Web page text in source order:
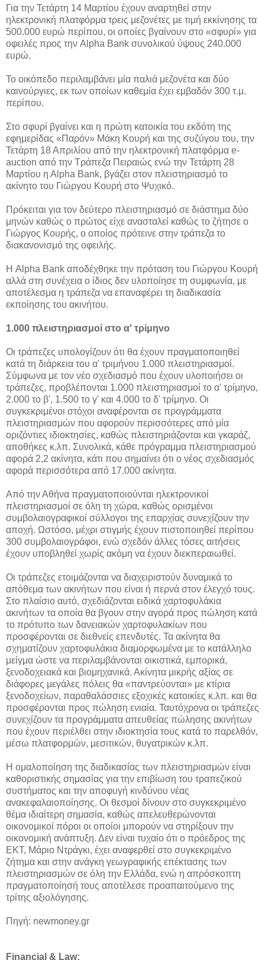
Για την Τετάρτη 14 Μαρτίου έχουν αναρτηθεί στην
ηλεκτρονική πλατφόρμα τρεις μεζονέτες με τιμή εκκίνησης τα
500.000 ευρώ περίπου, οι οποίες βγαίνουν στο «σφυρί» για
οφειλές προς την Alpha Bank συνολικού ύψους 240.000
ευρώ.
Το οικόπεδο περιλαμβάνει μία παλιά μεζονέτα και δύο
καινούργιες, εκ των οποίων καθεμία έχει εμβαδόν 300 τ.μ.
περίπου.
Στο σφυρί βγαίνει και η πρώτη κατοικία του εκδότη της
εφημερίδας «Παρόν» Μάκη Κουρή και της συζύγου του, την
Τετάρτη 18 Απριλίου από την ηλεκτρονική πλατφόρμα e-
auction από την Τράπεζα Πειραιώς ενώ την Τετάρτη 28
Μαρτίου η Αlpha Βank, βγάζει στον πλειστηριασμό το
ακίνητο του Γιώργου Κουρή στο Ψυχικό.
Πρόκειται για τον δεύτερο πλειστηριασμό σε διάστημα δύο
μηνών καθώς ο πρώτος είχε ανασταλεί καθώς το ζήτησε ο
Γιώργος Κουρής, ο οποίος πρότεινε στην τράπεζα το
διακανονισμό της οφειλής.
Η Alpha Bank αποδέχθηκε την πρόταση του Γιώργου Κουρή
αλλά στη συνέχεια ο ίδιος δεν υλοποίησε τη συμφωνία, με
αποτέλεσμα η τράπεζα να επαναφέρει τη διαδικασία
εκποίησης του ακινήτου.
1.000 πλειστηριασμοί στο α' τρίμηνο
Οι τράπεζες υπολογίζουν ότι θα έχουν πραγματοποιηθεί
κατά τη διάρκεια του α' τριμήνου 1.000 πλειστηριασμοί.
Σύμφωνα με τον νέο σχεδιασμό που έχουν υλοποιήσει οι
τράπεζες, προβλέπονται 1.000 πλειστηριασμοί το α' τρίμηνο,
2.000 το β', 1.500 το γ' και 4.000 το δ' τρίμηνο. Οι
συγκεκριμένοι στόχοι αναφέρονται σε προγράμματα
πλειστηριασμών που αφορούν περισσότερες από μία
οριζόντιες ιδιοκτησίες, καθώς πλειστηριάζονται και γκαράζ,
αποθήκες κ.λπ. Συνολικά, κάθε πρόγραμμα πλειστηριασμού
αφορά 2,2 ακίνητα, κάτι που σημαίνει ότι ο νέος σχεδιασμός
αφορά περισσότερα από 17.000 ακίνητα.
Από την Αθήνα πραγματοποιούνται ηλεκτρονικοί
πλειστηριασμοί σε όλη τη χώρα, καθώς ορισμένοι
συμβολαιογραφικοί σύλλογοι της επαρχίας συνεχίζουν την
αποχή. Ωστόσο, μέχρι στιγμής έχουν πιστοποιηθεί περίπου
300 συμβολαιογράφοι, ενώ σχεδόν άλλες τόσες αιτήσεις
έχουν υποβληθεί χωρίς ακόμη να έχουν διεκπεραιωθεί.
Οι τράπεζες ετοιμάζονται να διαχειριστούν δυναμικά το
απόθεμα των ακινήτων που είναι ή περνά στον έλεγχό τους.
Στο πλαίσιο αυτό, σχεδιάζονται ειδικά χαρτοφυλάκια
ακινήτων τα οποία θα βγουν στην αγορά προς πώληση κατά
το πρότυπο των δανειακών χαρτοφυλακίων που
προσφέρονται σε διεθνείς επενδυτές. Τα ακίνητα θα
σχηματίζουν χαρτοφυλάκια διαμορφωμένα με το κατάλληλο
μείγμα ώστε να περιλαμβάνονται οικιστικά, εμπορικά,
ξενοδοχειακά και βιομηχανικά. Ακίνητα μικρής αξίας σε
διάφορες μεγάλες πόλεις θα «παντρεύονται» με κτίρια
ξενοδοχείων, παραθαλάσσιες εξοχικές κατοικίες κ.λπ. και θα
προσφέρονται προς πώληση ενιαία. Ταυτόχρονα οι τράπεζες
συνεχίζουν τα προγράμματα απευθείας πώλησης ακινήτων
που έχουν περιέλθει στην ιδιοκτησία τους κατά το παρελθόν,
μέσω πλατφορμών, μεσιτικών, θυγατρικών κ.λπ.
Η ομαλοποίηση της διαδικασίας των πλειστηριασμών είναι
καθοριστικής σημασίας για την επιβίωση του τραπεζικού
συστήματος και την αποφυγή κινδύνου νέας
ανακεφαλαιοποίησης. Οι θεσμοί δίνουν στο συγκεκριμένο
θέμα ιδιαίτερη σημασία, καθώς απελευθερώνονται
οικονομικοί πόροι οι οποίοι μπορούν να στηρίξουν την
οικονομική ανάπτυξη. Δεν είναι τυχαίο ότι ο πρόεδρος της
ΕΚΤ, Μάριο Ντράγκι, έχει αναφερθεί στο συγκεκριμένο
ζήτημα και στην ανάγκη γεωγραφικής επέκτασης των
πλειστηριασμών σε όλη την Ελλάδα, ενώ η απρόσκοπτη
πραγματοποίησή τους αποτέλεσε προαπαιτούμενο της
τρίτης αξιολόγησης.
Πηγή: newmoney.gr
Financial & Law: